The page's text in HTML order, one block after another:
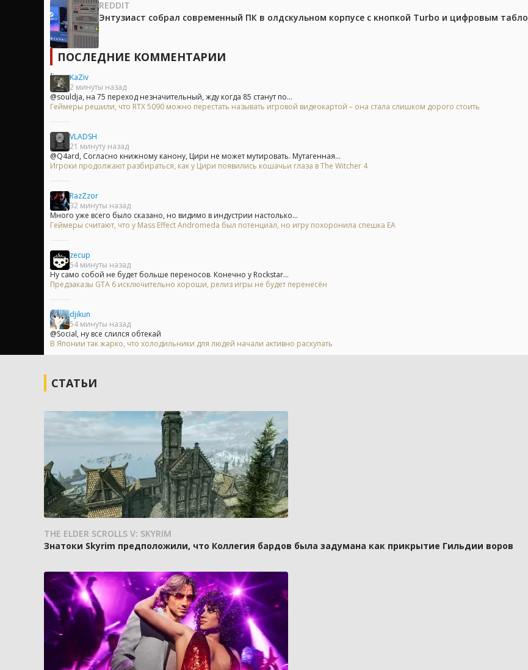
REDDIT
Энтузиаст собрал современный ПК в олдскульном корпусе с кнопкой Turbo и цифровым табло
ПОСЛЕДНИЕ КОММЕНТАРИИ
KaZiv
2 минуты назад
@souldja, на 75 переход незначительный, жду когда 85 станут по...
Геймеры решили, что RTX 5090 можно перестать называть игровой видеокартой – она стала слишком дорого стоить
VLADSH
21 минуту назад
@Q4ard, Согласно книжному канону, Цири не может мутировать. Мутагенная...
Игроки продолжают разбираться, как у Цири появились кошачьи глаза в The Witcher 4
RazZzor
32 минуты назад
Много уже всего было сказано, но видимо в индустрии настолько...
Геймеры считают, что у Mass Effect Andromeda был потенциал, но игру похоронила спешка EA
zecup
54 минуты назад
Ну само собой не будет больше переносов. Конечно у Rockstar...
Предзаказы GTA 6 исключительно хороши, релиз игры не будет перенесён
djikun
54 минуты назад
@Social, ну все слился обтекай
В Японии так жарко, что холодильники для людей начали активно раскупать
СТАТЬИ
THE ELDER SCROLLS V: SKYRIM
Знатоки Skyrim предположили, что Коллегия бардов была задумана как прикрытие Гильдии воров